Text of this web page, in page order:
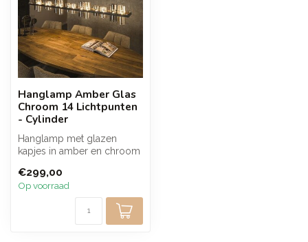
Hanglamp Amber Glas
Chroom 14 Lichtpunten
- Cylinder
Hanglamp met glazen
kapjes in amber en chroom
armatuur in ...
€299,00
Op voorraad